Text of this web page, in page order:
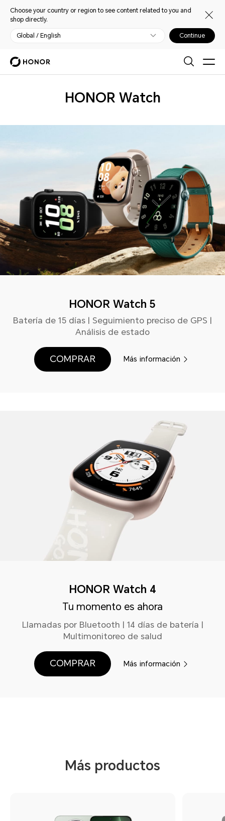
Choose your country or region to see content related to you and
shop directly.
Global / English Continue
WearablesHONOR Watch
HONOR Watch 5
Batería de 15 días | Seguimiento preciso de GPS |
Análisis de estado
COMPRAR Más información
HONOR Watch 4
Tu momento es ahora
Llamadas por Bluetooth | 14 días de batería |
Multimonitoreo de salud
COMPRAR Más información
Más productos